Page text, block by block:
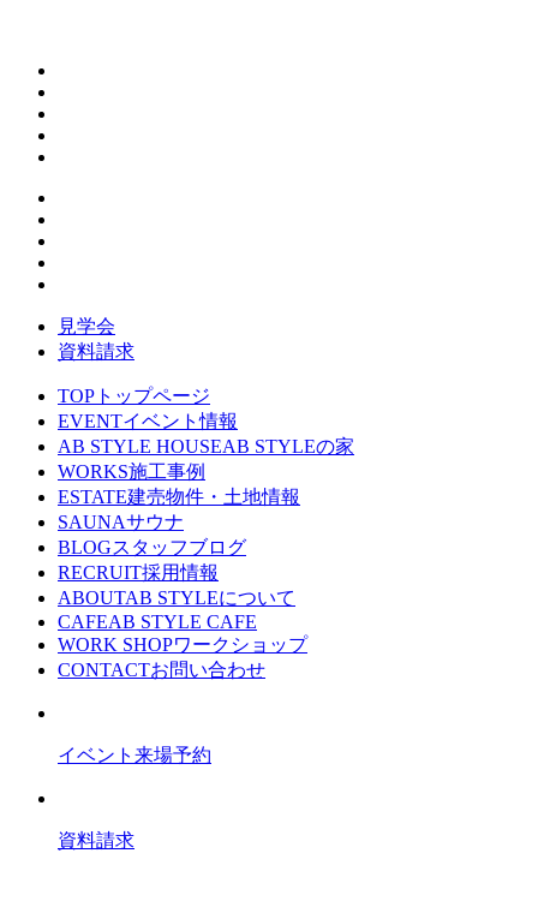
見学会
資料請求
TOP トップページ
EVENTイベント情報
AB STYLE HOUSEAB STYLEの家
WORKS施工事例
ESTATE建売物件・土地情報
SAUNAサウナ
BLOGスタッフブログ
RECRUIT採用情報
ABOUTAB STYLEについて
CAFEAB STYLE CAFE
WORK SHOPワークショップ
CONTACTお問い合わせ
イベント来場予約
資料請求